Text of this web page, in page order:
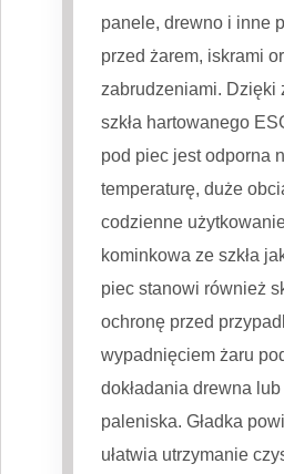
panele, drewno i inne
przed żarem, iskrami
zabrudzeniami. Dzięki
szkła hartowanego
pod piec jest odporna
temperaturę, duże
codzienne
kominkowa ze szkła
piec stanowi również
ochronę przed
wypadnięciem żaru
dokładania drewna
paleniska. Gładka
ułatwia utrzymanie